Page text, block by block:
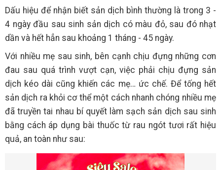
Dấu hiệu để nhận biết sản dịch bình thường là trong 3 -
4 ngày đầu sau sinh sản dịch có màu đỏ, sau đó nhạt
dần và hết hẳn sau khoảng 1 tháng - 45 ngày.
Với nhiều mẹ sau sinh, bên cạnh chịu đựng những cơn
đau sau quá trình vượt cạn, việc phải chịu đựng sản
dịch kéo dài cũng khiến các mẹ… ức chế. Để tống hết
sản dịch ra khỏi cơ thể một cách nhanh chóng nhiều mẹ
đã truyền tai nhau bí quyết làm sạch sản dịch sau sinh
bằng cách áp dụng bài thuốc từ rau ngót tươi rất hiệu
quả, an toàn như sau: